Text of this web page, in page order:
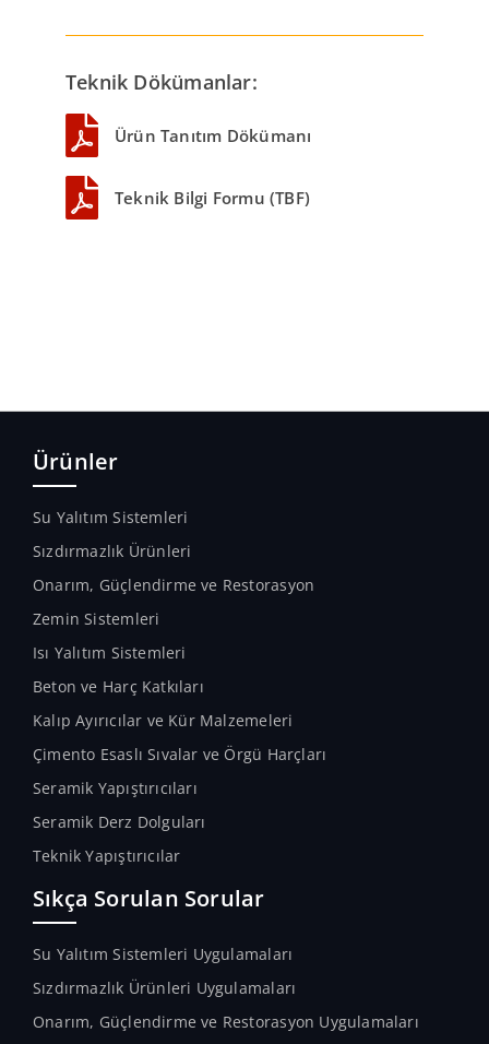
Teknik Dökümanlar:
Ürün Tanıtım Dökümanı
Teknik Bilgi Formu (TBF)
Ürünler
Su Yalıtım Sistemleri
Sızdırmazlık Ürünleri
Onarım, Güçlendirme ve Restorasyon
Zemin Sistemleri
Isı Yalıtım Sistemleri
Beton ve Harç Katkıları
Kalıp Ayırıcılar ve Kür Malzemeleri
Çimento Esaslı Sıvalar ve Örgü Harçları
Seramik Yapıştırıcıları
Seramik Derz Dolguları
Teknik Yapıştırıcılar
Sıkça Sorulan Sorular
Su Yalıtım Sistemleri Uygulamaları
Sızdırmazlık Ürünleri Uygulamaları
Onarım, Güçlendirme ve Restorasyon Uygulamaları